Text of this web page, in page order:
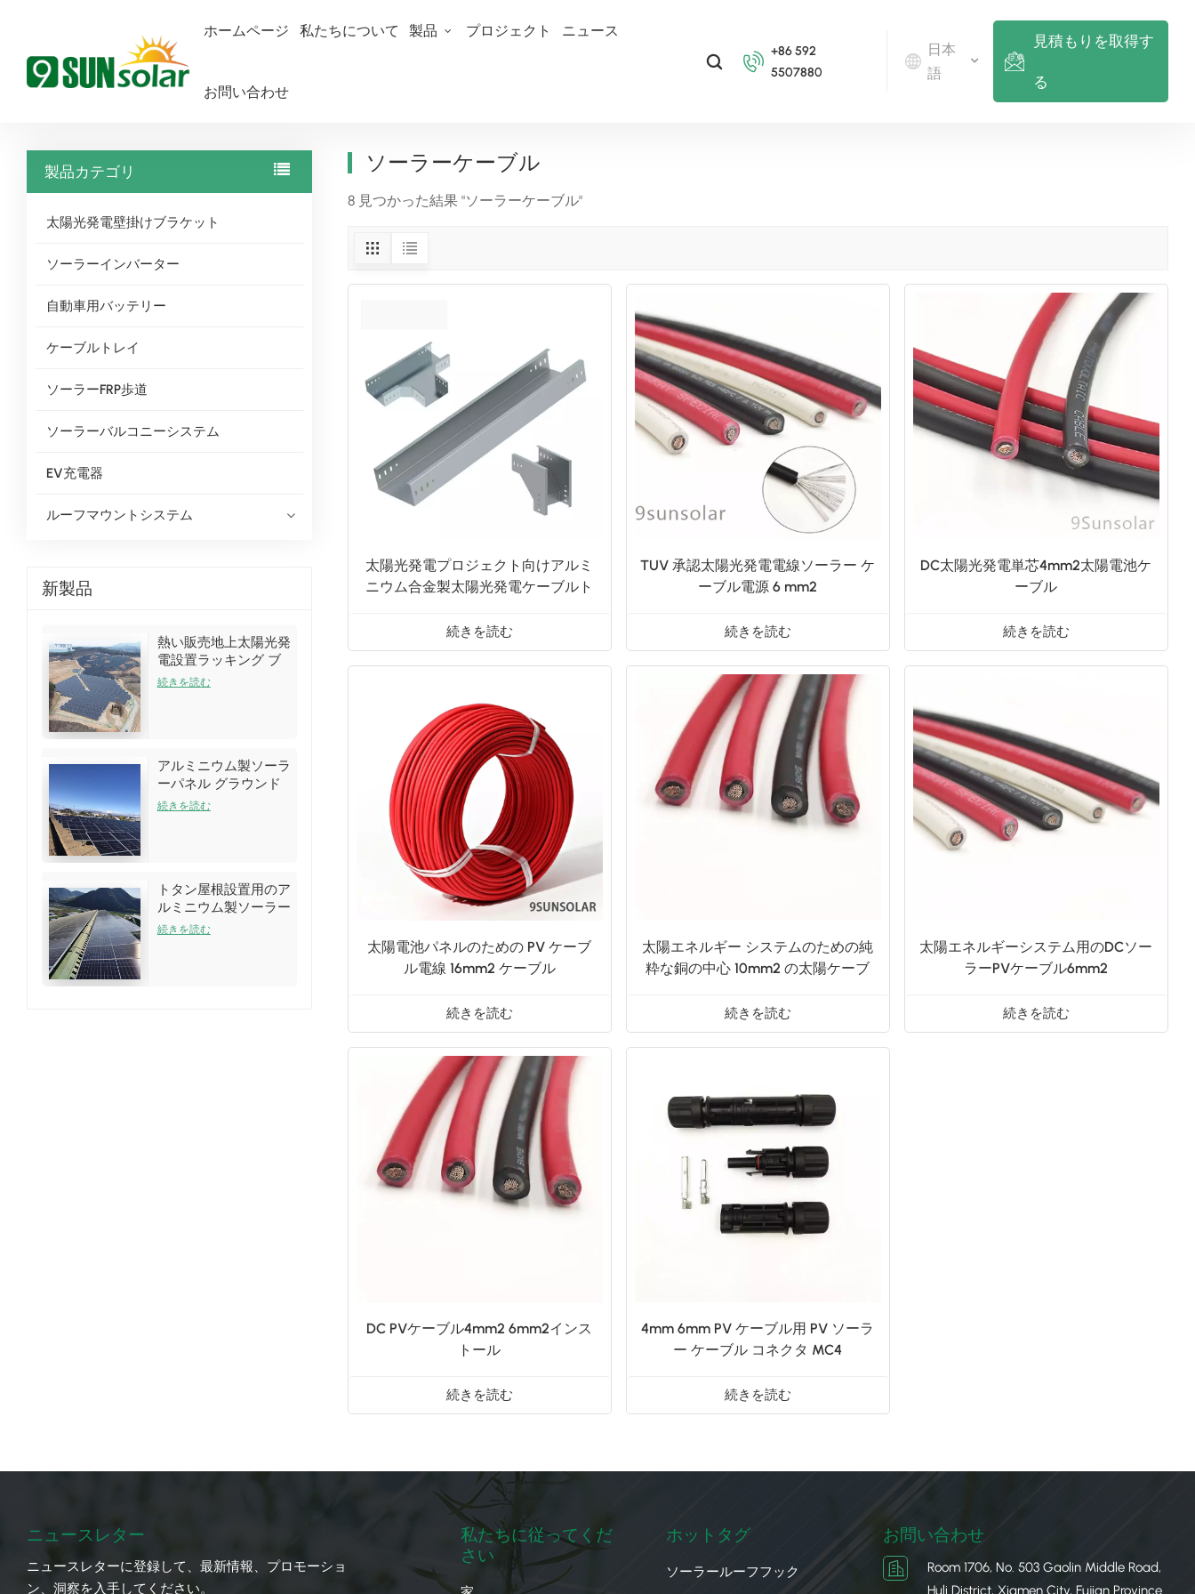
ホームページ 私たちについて 製品 プロジェクト ニュース
お問い合わせ
+86 592
5507880
日本
語
português
Nederlands
見積もりを取得す
る
ソーラーケーブル
製品カテゴリ
太陽光発電壁掛けブラケット
ソーラーインバーター
自動車用バッテリー
ケーブルトレイ
ソーラーFRP歩道
ソーラーバルコニーシステム
EV充電器
ルーフマウントシステム
新製品
熱い販売地上太陽光発
電設置ラッキング ブ
ラケット キット
続きを読む
アルミニウム製ソーラ
ーパネル グラウンド
アレイラックシステム
続きを読む
トタン屋根設置用のア
ルミニウム製ソーラー
ルーフラック構造
続きを読む
ソーラーケーブル
8 見つかった結果 "ソーラーケーブル"
太陽光発電プロジェクト向けアルミ
ニウム合金製太陽光発電ケーブルト
続きを読む
TUV 承認太陽光発電電線ソーラー ケ
ーブル電源 6 mm2
続きを読む
DC太陽光発電単芯4mm2太陽電池ケ
ーブル
続きを読む
太陽電池パネルのための PV ケーブ
ル電線 16mm2 ケーブル
続きを読む
太陽エネルギー システムのための純
粋な銅の中心 10mm2 の太陽ケーブ
続きを読む
太陽エネルギーシステム用のDCソー
ラーPVケーブル6mm2
続きを読む
DC PVケーブル4mm2 6mm2インス
トール
続きを読む
4mm 6mm PV ケーブル用 PV ソーラ
ー ケーブル コネクタ MC4
続きを読む
ニュースレター
ニュースレターに登録して、最新情報、プロモーショ
ン、洞察を入手してください。
私たちに従ってくだ
さい
ホットタグ
ソーラールーフフック
お問い合わせ
Room 1706, No. 503 Gaolin Middle Road,
Huli District, Xiamen City, Fujian Province